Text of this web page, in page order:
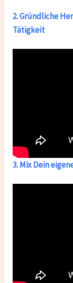
2. Gründliche
Tätigkeit
3. Mix Dein